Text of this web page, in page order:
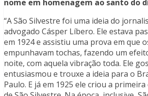
nome em homenagem ao santo do
“A São Silvestre foi uma ideia do
advogado Cásper Líbero. Ele estava
em 1924 e assistiu uma prova em que
empunhavam tochas, fazendo um
noite, com aquela vibração toda. Ele
entusiasmou e trouxe a ideia para o
Paulo. E já em 1925 ele criou a